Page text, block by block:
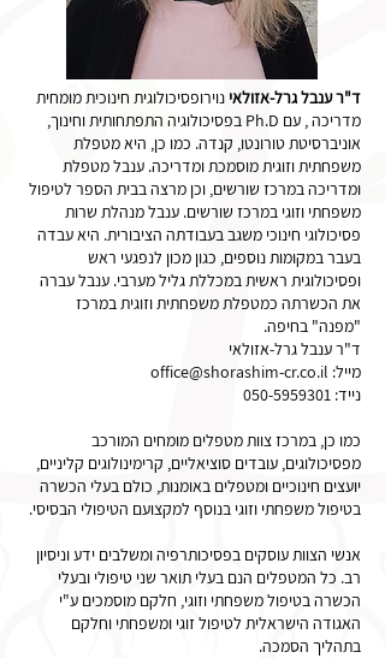
ד"ר ענבל גרל-אזולאי נוירופסיכולוגית חינוכית מומחית
מדריכה , עם Ph.D בפסיכולוגיה התפתחותית וחינוך,
אוניברסיטת טורונטו, קנדה. כמו כן, היא מטפלת
משפחתית וזוגית מוסמכת ומדריכה. ענבל מטפלת
ומדריכה במרכז שורשים, וכן מרצה בבית הספר לטיפול
משפחתי וזוגי במרכז שורשים. ענבל מנהלת שרות
פסיכולוגי חינוכי משגב בעבודתה הציבורית. היא עבדה
בעבר במקומות נוספים, כגון מכון לנפגעי ראש
ופסיכולוגית ראשית במכללת גליל מערבי. ענבל עברה
את הכשרתה כמטפלת משפחתית וזוגית במרכז
"מפנה" בחיפה.
ד"ר ענבל גרל-אזולאי
מייל: office@shorashim-cr.co.il
נייד: 050-5959301
כמו כן, במרכז צוות מטפלים מומחים המורכב
מפסיכולוגים, עובדים סוציאליים, קרימינולוגים קליניים,
יועצים חינוכיים ומטפלים באומנות, כולם בעלי הכשרה
בטיפול משפחתי וזוגי בנוסף למקצועם הטיפולי הבסיסי.
אנשי הצוות עוסקים בפסיכותרפיה ומשלבים ידע וניסיון
רב. כל המטפלים הנם בעלי תואר שני טיפולי ובעלי
הכשרה בטיפול משפחתי וזוגי, חלקם מוסמכים ע"י
האגודה הישראלית לטיפול זוגי ומשפחתי וחלקם
בתהליך הסמכה.